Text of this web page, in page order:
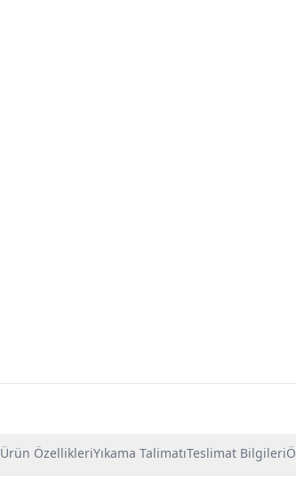
Ürün ÖzellikleriYıkama TalimatıTeslimat Bilgileri